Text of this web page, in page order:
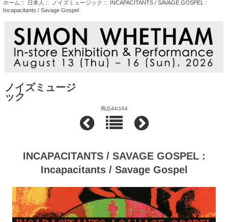
ホーム :: 日本人 :: ノイズミュージック :: INCAPACITANTS / SAVAGE GOSPEL :
Incapacitants / Savage Gospel
ノイズミュージ
ック
商品44/164
INCAPACITANTS / SAVAGE GOSPEL :
Incapacitants / Savage Gospel